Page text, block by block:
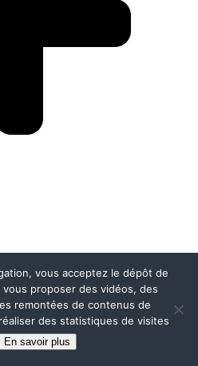
vous acceptez le dépôt de
proposer des vidéos, des
remontées de contenus de
des statistiques de visites
En savoir plus